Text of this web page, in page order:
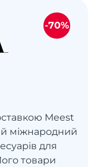
Meest
міжнародний
для
товари
-70%